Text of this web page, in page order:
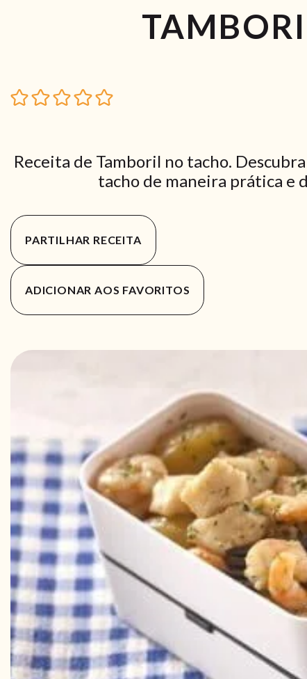
Receita de Tamboril no tacho.
tacho de maneira prática e
PARTILHAR RECEITA
ADICIONAR AOS FAVORITOS